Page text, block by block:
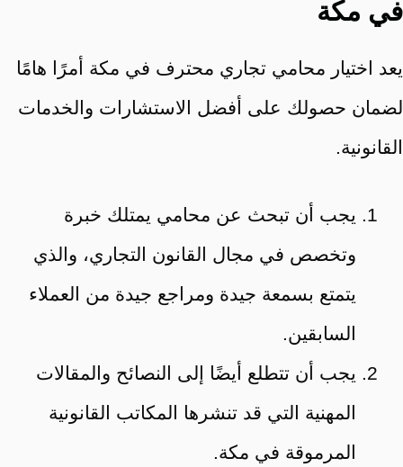
في مكة
يعد اختيار محامي تجاري محترف في مكة أمرًا هامًا
لضمان حصولك على أفضل الاستشارات والخدمات
القانونية.
يجب أن تبحث عن محامي يمتلك خبرة
وتخصص في مجال القانون التجاري، والذي
يتمتع بسمعة جيدة ومراجع جيدة من العملاء
السابقين.
يجب أن تتطلع أيضًا إلى النصائح والمقالات
المهنية التي قد تنشرها المكاتب القانونية
المرموقة في مكة.